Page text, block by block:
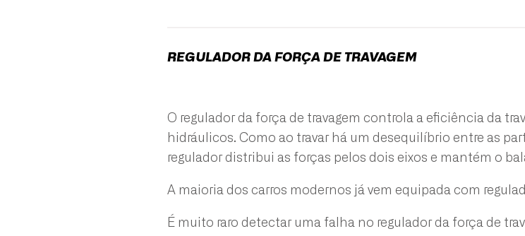
REGULADOR DA FORÇA DE TRAVAGEM
O regulador da força de travagem controla a eficiência da
hidráulicos. Como ao travar há um desequilíbrio entre as
regulador distribui as forças pelos dois eixos e mantém o
A maioria dos carros modernos já vem equipada com
É muito raro detectar uma falha no regulador da força de